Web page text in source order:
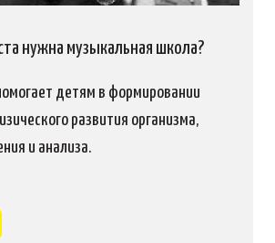
нужна музыкальная школа?
детям в формировании
развития организма,
и анализа.